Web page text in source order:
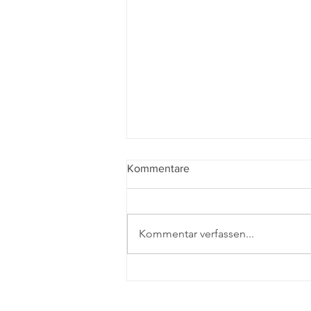
Kommentare
Kommentar verfassen...